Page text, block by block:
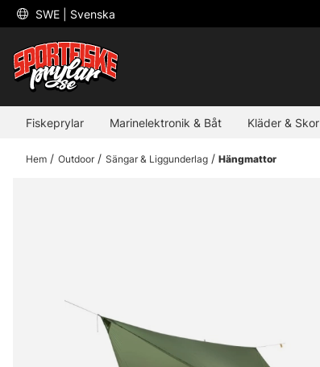
SWE | Svenska
Fiskeprylar Marinelektronik & Båt Kläder & Skor
Hem Outdoor Sängar & Liggunderlag Hängmattor